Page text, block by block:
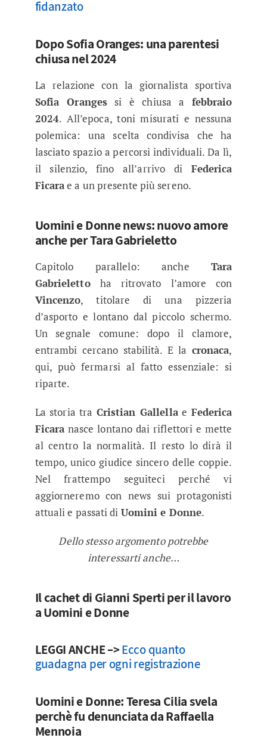
fidanzato
Dopo Sofia Oranges: una parentesi
chiusa nel 2024
La relazione con la giornalista sportiva
Sofia Oranges si è chiusa a febbraio
2024. All’epoca, toni misurati e nessuna
polemica: una scelta condivisa che ha
lasciato spazio a percorsi individuali. Da lì,
il silenzio, fino all’arrivo di Federica
Ficarae a un presente più sereno.
Uomini e Donne news: nuovo amore
anche per Tara Gabrieletto
Capitolo parallelo: ancheTara
Gabrielettoha ritrovato l’amore con
Vincenzo, titolare di una pizzeria
d’asporto e lontano dal piccolo schermo.
Un segnale comune: dopo il clamore,
entrambi cercano stabilità. E la cronaca,
qui, può fermarsi al fatto essenziale: si
riparte.
La storia tra Cristian Gallellae Federica
Ficaranasce lontano dai riflettori e mette
al centro la normalità. Il resto lo dirà il
tempo, unico giudice sincero delle coppie.
Nel frattempo seguiteci perché vi
aggiorneremo con news sui protagonisti
attuali e passati di Uomini e Donne.
Dello stesso argomento potrebbe
interessarti anche…
Il cachet di Gianni Sperti per il lavoro
a Uomini e Donne
LEGGI ANCHE –>Ecco quanto
guadagna per ogni registrazione
Uomini e Donne: Teresa Cilia svela
perchè fu denunciata da Raffaella
Mennoia